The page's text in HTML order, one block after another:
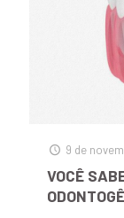
9 de
VOCÊ